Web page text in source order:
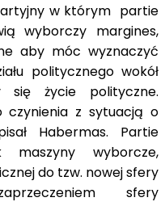
w którym partie
wyborczy margines,
aby móc wyznaczyć
politycznego wokół
się życie polityczne.
czynienia z sytuacją o
Habermas. Partie
maszyny wyborcze,
do tzw. nowej sfery
sfery